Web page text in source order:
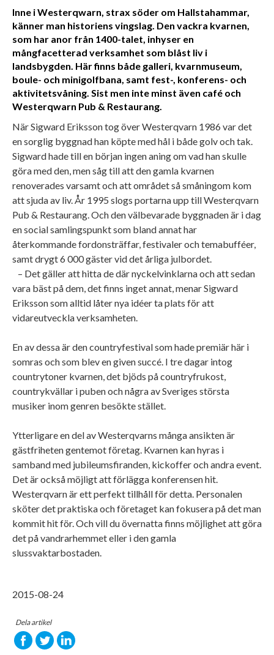
Inne i Westerqwarn, strax söder om Hallstahammar,
känner man historiens vingslag. Den vackra kvarnen,
som har anor från 1400-talet, inhyser en
mångfacetterad verksamhet som blåst liv i
landsbygden. Här finns både galleri, kvarnmuseum,
boule- och minigolfbana, samt fest-, konferens- och
aktivitetsvåning. Sist men inte minst även café och
Westerqwarn Pub & Restaurang.
När Sigward Eriksson tog över Westerqvarn 1986 var det
en sorglig byggnad han köpte med hål i både golv och tak.
Sigward hade till en början ingen aning om vad han skulle
göra med den, men såg till att den gamla kvarnen
renoverades varsamt och att området så småningom kom
att sjuda av liv. År 1995 slogs portarna upp till Westerqvarn
Pub & Restaurang. Och den välbevarade byggnaden är i dag
en social samlingspunkt som bland annat har
återkommande fordonsträffar, festivaler och temabufféer,
samt drygt 6 000 gäster vid det årliga julbordet.
– Det gäller att hitta de där nyckelvinklarna och att sedan
vara bäst på dem, det finns inget annat, menar Sigward
Eriksson som alltid låter nya idéer ta plats för att
vidareutveckla verksamheten.
En av dessa är den countryfestival som hade premiär här i
somras och som blev en given succé. I tre dagar intog
countrytoner kvarnen, det bjöds på countryfrukost,
countrykvällar i puben och några av Sveriges största
musiker inom genren besökte stället.
Ytterligare en del av Westerqvarns många ansikten är
gästfriheten gentemot företag. Kvarnen kan hyras i
samband med jubileumsfiranden, kickoffer och andra event.
Det är också möjligt att förlägga konferensen hit.
Westerqvarn är ett perfekt tillhåll för detta. Personalen
sköter det praktiska och företaget kan fokusera på det man
kommit hit för. Och vill du övernatta finns möjlighet att göra
det på vandrarhemmet eller i den gamla
slussvaktarbostaden.
2015-08-24
Dela artikel